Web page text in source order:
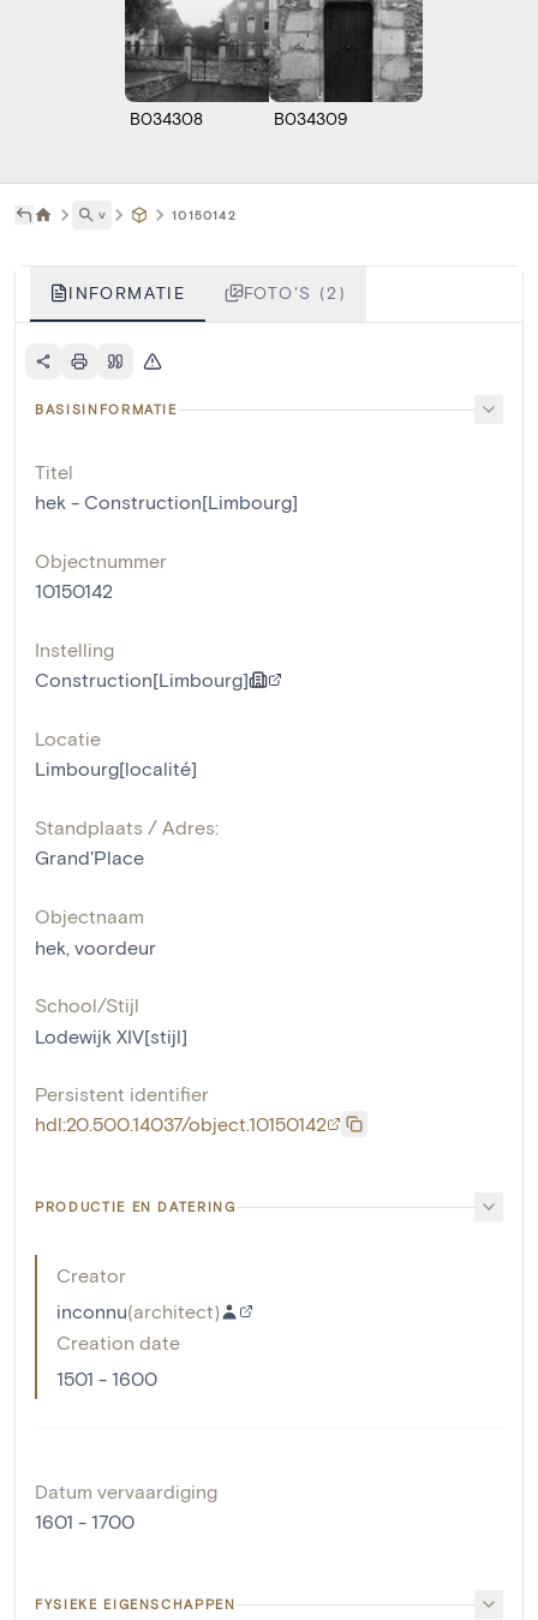
B034308 B034309
˅ 10150142
INFORMATIE FOTO'S (2)
BASISINFORMATIE
Titel
hek - Construction[Limbourg]
Objectnummer
10150142
Instelling
Construction[Limbourg]
Locatie
Limbourg[localité]
Standplaats / Adres:
Grand'Place
Objectnaam
hek, voordeur
School/Stijl
Lodewijk XIV[stijl]
Persistent identifier
hdl:20.500.14037/object.10150142
PRODUCTIE EN DATERING
Creator
inconnu(architect)
Creation date
1501 - 1600
Datum vervaardiging
1601 - 1700
FYSIEKE EIGENSCHAPPEN